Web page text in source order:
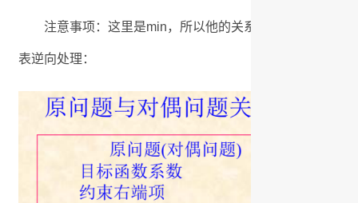
注意事项：这里是min，所以他的关系是反过来的，正
表逆向处理：